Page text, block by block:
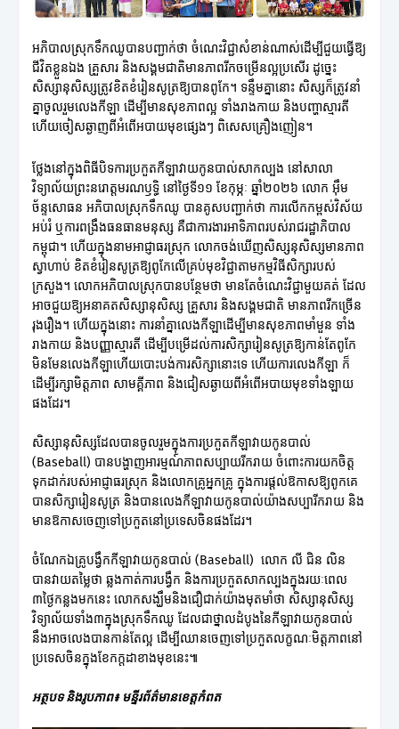
អភិបាលស្រុកទឹកឈូបានបញ្ជាក់ថា ចំណេះវិជ្ជាសំខាន់ណាស់ដើម្បីជួយធ្វើឱ្យ
ជីវិតខ្លួនឯង គ្រួសារ និងសង្គមជាតិមានភាពរីកចម្រើនល្អប្រសើរ ដូច្នេះ
សិស្សានុសិស្សត្រូវខិតខំរៀនសូត្រឱ្យបានពូកែ។ ទន្ទឹមគ្នានោះ សិស្សក៏ត្រូវនាំ
គ្នាចូលរួមលេងកីឡា ដើម្បីមានសុខភាពល្អ ទាំងរាងកាយ និងបញ្ហាស្មារតី
ហើយចៀសឆ្ងាញពីអំពើអបាយមុខផ្សេងៗ ពិសេសគ្រឿងញៀន។
ថ្លែងនៅក្នុងពិធីបិទការប្រកួតកីឡាវាយកូនបាល់សាកល្បង នៅសាលា
វិទ្យាល័យព្រះនរោត្តមរណឫទ្ធិ នៅថ្ងៃទី១១ ខែកុម្ភៈ ឆ្នាំ២០២៦ លោក អ៊ឹម
ច័ន្ទសោធន អភិបាលស្រុកទឹកឈូ បានគូសបញ្ជាក់ថា ការលើកកម្ពស់វិស័យ
អប់រំ ឬការពង្រឹងធនធានមនុស្ស គឺជាការងារអាទិភាពរបស់រាជរដ្ឋាភិបាល
កម្ពុជា។ ហើយក្នុងនាមអាជ្ញាធរស្រុក លោកចង់ឃើញសិស្សនុសិស្សមានភាព
ស្វាហាប់ ខិតខំរៀនសូត្រឱ្យពូកែលើគ្រប់មុខវិជ្ជាតាមកម្មវិធីសិក្សារបស់
ក្រសួង។ លោកអភិបាលស្រុកបានបន្ថែមថា មានតែចំណេះវិជ្ជាមួយគត់ ដែល
អាចជួយឱ្យអនាគតសិស្សានុសិស្ស គ្រួសារ និងសង្គមជាតិ មានភាពរីកច្រើន
រុងរឿង។ ហើយក្នុងនោះ ការនាំគ្នាលេងកីឡាដើម្បីមានសុខភាពមាំមួន ទាំង
រាងកាយ និងបញ្ញាស្មារតី ដើម្បីបម្រើដល់ការសិក្សារៀនសូត្រឱ្យកាន់តែពូកែ
មិនមែនលេងកីឡាហើយបោះបង់ការសិក្សានោះទេ ហើយការលេងកីឡា ក៏
ដើម្បីរក្សាមិត្តភាព សាមគ្គីភាព និងជៀសឆ្ងាយពីអំពើអបាយមុខទាំងឡាយ
ផងដែរ។
សិស្សានុសិស្សដែលបានចូលរួមក្នុងការប្រកួតកីឡាវាយកូនបាល់
(Baseball) បានបង្ហាញអារម្មណ៍ភាពសប្បាយរីករាយ ចំពោះការយកចិត្ត
ទុកដាក់របស់អាជ្ញាធរស្រុក និងលោកគ្រូអ្នកគ្រូ ក្នុងការផ្តល់ឱកាសឱ្យពូកគេ
បានសិក្សារៀនសូត្រ និងបានលេងកីឡាវាយកូនបាល់យ៉ាងសប្បារីករាយ និង
មានឱកាសចេញទៅប្រកួតនៅប្រទេសចិនផងដែរ។
ចំណែកឯគ្រូបង្វឹកកីឡាវាយកូនបាល់ (Baseball) លោក លី ជិន លិន
បានវាយតម្លៃថា ឆ្លងកាត់ការបង្វឹក និងការប្រកួតសាកល្បងក្នុងរយៈពេល
៣ថ្ងៃកន្លងមកនេះ លោកសង្ឃឹមនិងជឿជាក់យ៉ាងមុតមាំថា សិស្សានុសិស្ស
វិទ្យាល័យទាំង៣ក្នុងស្រុកទឹកឈូ ដែលជាថ្នាលដំបូងនៃកីឡាវាយកូនបាល់
នឹងអាចលេងបានកាន់តែល្អ ដើម្បីឈានចេញទៅប្រកួតលក្ខណៈមិត្តភាពនៅ
ប្រទេសចិនក្នុងខែកក្តដាខាងមុខនេះ៕
អត្ថបទ និងរូបភាព៖ មន្ទីរព័ត៌មានខេត្តកំពត